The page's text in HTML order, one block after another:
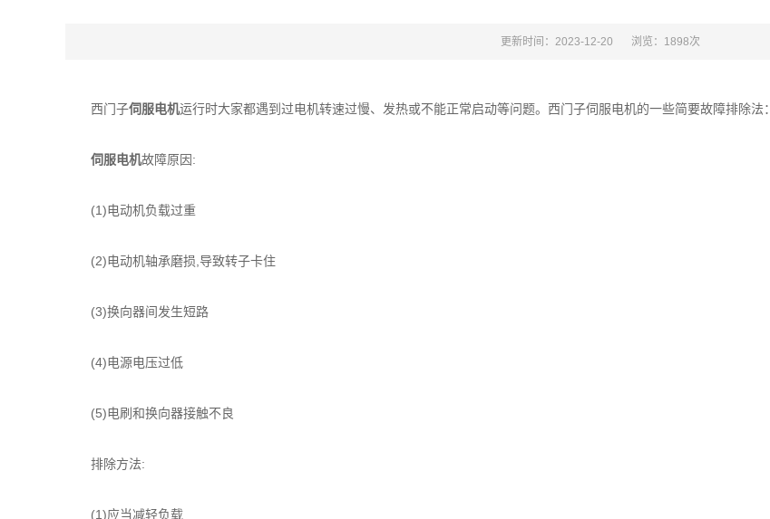
更新时间：2023-12-20 浏览：1898次
西门子伺服电机运行时大家都遇到过电机转速过慢、发热或不能正常启动等问题。西门子伺服电机的一些简要故障排除法：
伺服电机故障原因:
(1)电动机负载过重
(2)电动机轴承磨损,导致转子卡住
(3)换向器间发生短路
(4)电源电压过低
(5)电刷和换向器接触不良
排除方法:
(1)应当减轻负载